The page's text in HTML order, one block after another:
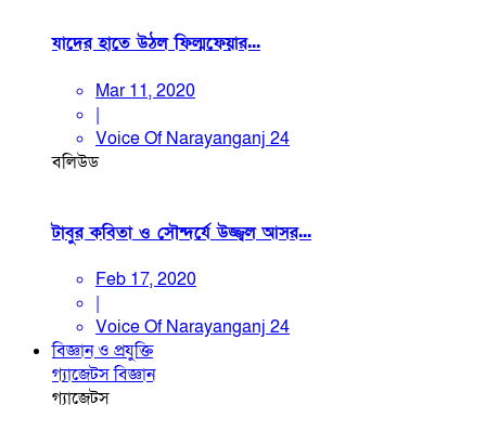
যাদের হাতে উঠল ফিল্মফেয়ার...
Mar 11, 2020
|
Voice Of Narayanganj 24
বলিউড
টাবুর কবিতা ও সৌন্দর্যে উজ্জ্বল আসর...
Feb 17, 2020
|
Voice Of Narayanganj 24
বিজ্ঞান ও প্রযুক্তি
গ্যাজেটসবিজ্ঞান
গ্যাজেটস